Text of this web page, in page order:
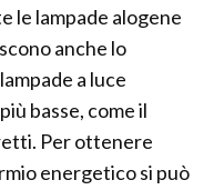
le lampade alogene
anche lo
a luce
basse, come il
Per ottenere
energetico si può